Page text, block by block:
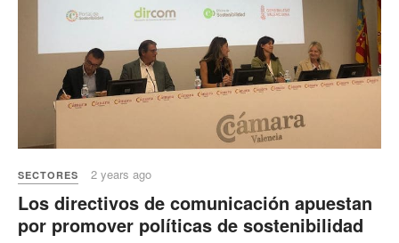
SECTORES 2 years ago
Los directivos de comunicación apuestan
por promover políticas de sostenibilidad